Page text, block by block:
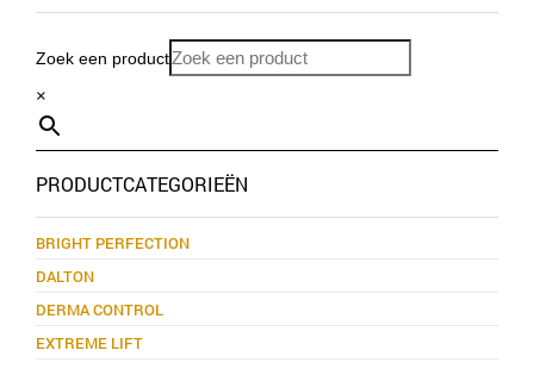
Zoek een product
×
PRODUCTCATEGORIEËN
BRIGHT PERFECTION
DALTON
DERMA CONTROL
EXTREME LIFT